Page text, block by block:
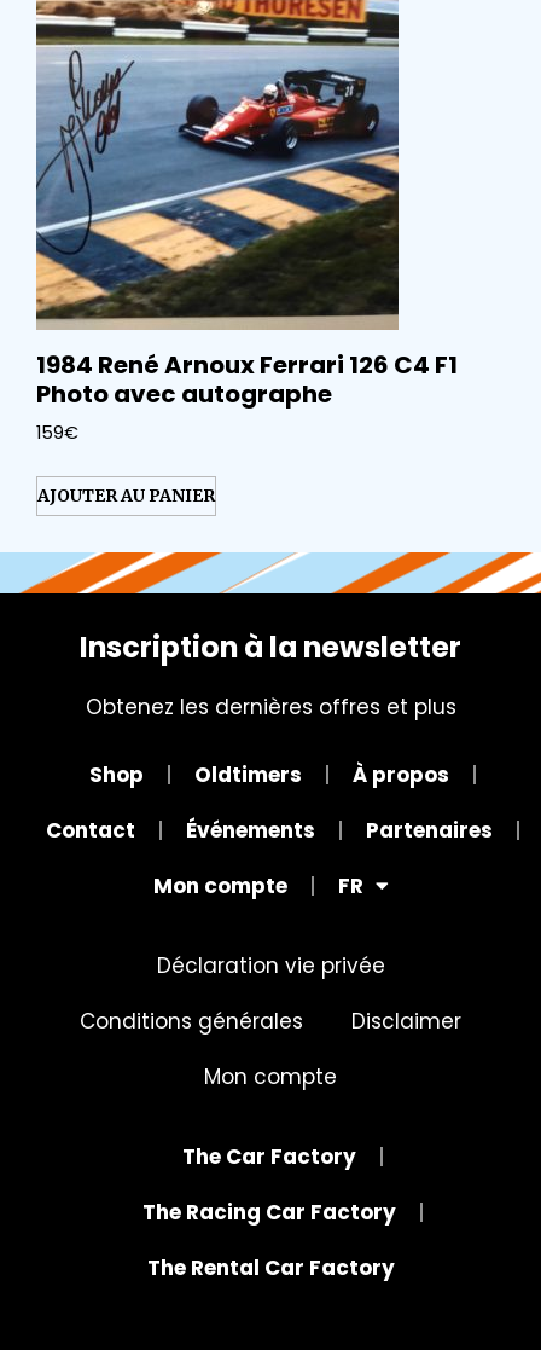
1984 René Arnoux Ferrari 126 C4 F1
Photo avec autographe
159€
AJOUTER AU PANIER
Inscription à la newsletter
Obtenez les dernières offres et plus
Shop Oldtimers
À propos
Contact
Événements
Partenaires
Mon compte
FR
Déclaration vie privée
Conditions générales
Disclaimer
Mon compte
The Car Factory
The Racing Car Factory
The Rental Car Factory